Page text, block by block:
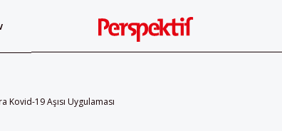
Kovid-19 Aşısı Uygulaması